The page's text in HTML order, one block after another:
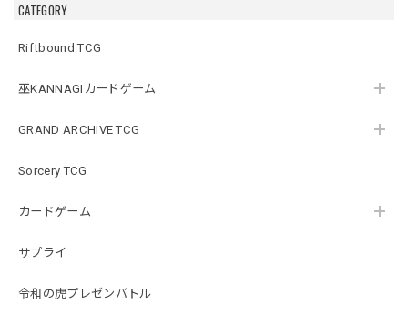
CATEGORY
Riftbound TCG
巫KANNAGIカードゲーム
GRAND ARCHIVE TCG
Sorcery TCG
カードゲーム
サプライ
令和の虎プレゼンバトル